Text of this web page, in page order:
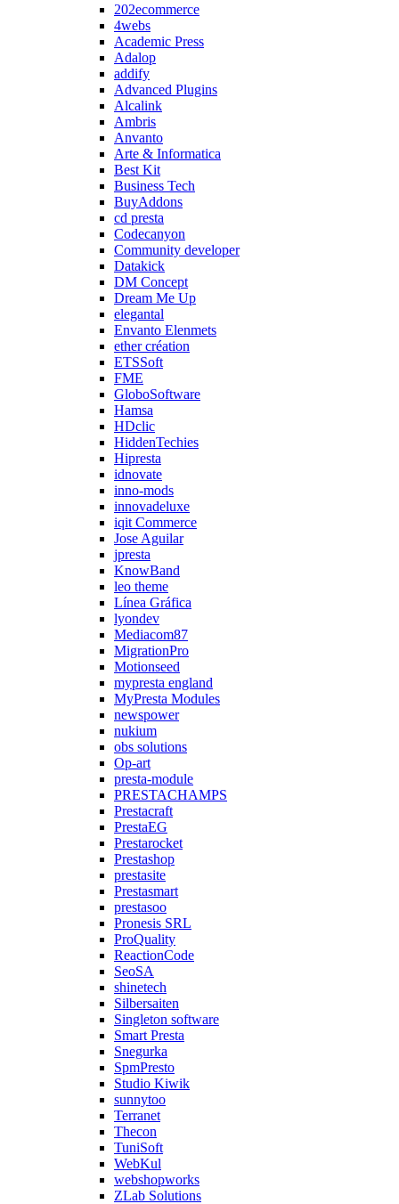
202ecommerce
4webs
Academic Press
Adalop
addify
Advanced Plugins
Alcalink
Ambris
Anvanto
Arte & Informatica
Best Kit
Business Tech
BuyAddons
cd presta
Codecanyon
Community developer
Datakick
DM Concept
Dream Me Up
elegantal
Envanto Elenmets
ether création
ETSSoft
FME
GloboSoftware
Hamsa
HDclic
HiddenTechies
Hipresta
idnovate
inno-mods
innovadeluxe
iqit Commerce
Jose Aguilar
jpresta
KnowBand
leo theme
Línea Gráfica
lyondev
Mediacom87
MigrationPro
Motionseed
mypresta england
MyPresta Modules
newspower
nukium
obs solutions
Op-art
presta-module
PRESTACHAMPS
Prestacraft
PrestaEG
Prestarocket
Prestashop
prestasite
Prestasmart
prestasoo
Pronesis SRL
ProQuality
ReactionCode
SeoSA
shinetech
Silbersaiten
Singleton software
Smart Presta
Snegurka
SpmPresto
Studio Kiwik
sunnytoo
Terranet
Thecon
TuniSoft
WebKul
webshopworks
ZLab Solutions